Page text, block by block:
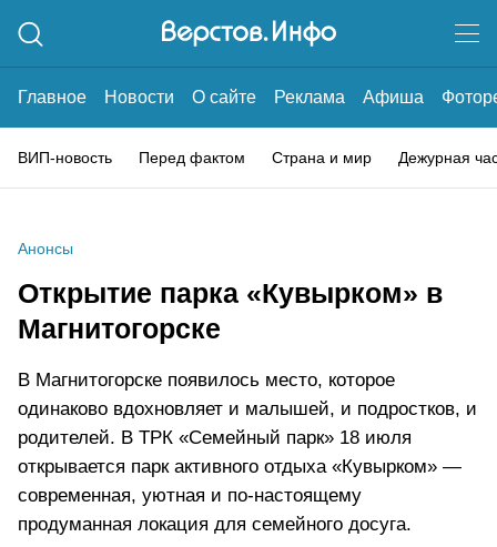
Главное Новости О сайте Реклама Афиша
ВИП-новость Перед фактом Страна и мир Дежурная
Анонсы
Открытие парка «Кувырком» в
Магнитогорске
В Магнитогорске появилось место, которое
одинаково вдохновляет и малышей, и подростков, и
родителей. В ТРК «Семейный парк» 18 июля
открывается парк активного отдыха «Кувырком» —
современная, уютная и по-настоящему
продуманная локация для семейного досуга.